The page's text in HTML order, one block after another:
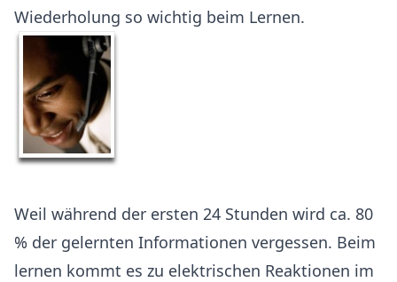
Wiederholung so wichtig beim Lernen.
Weil während der ersten 24 Stunden wird ca. 80
% der gelernten Informationen vergessen. Beim
lernen kommt es zu elektrischen Reaktionen im